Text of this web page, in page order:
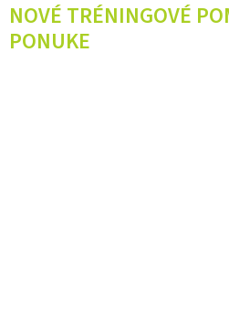
NOVÉ TRÉNINGOVÉ
PONUKE